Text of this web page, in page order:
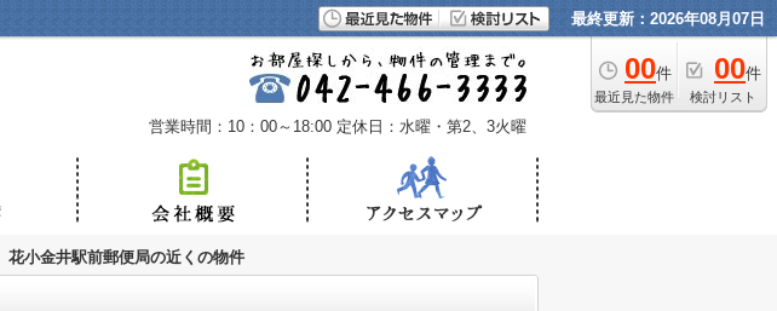
最終更新：2026年08月07日
00件
最近見た物件
00件
検討リスト
営業時間：10：00～18:00 定休日：水曜・第2、3火曜
花小金井駅前郵便局の近くの物件